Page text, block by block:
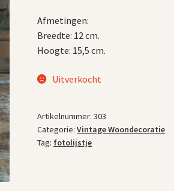
Afmetingen:
Breedte: 12 cm.
Hoogte: 15,5 cm.
Uitverkocht
Artikelnummer:303
Categorie:Vintage Woondecoratie
Tag: fotolijstje